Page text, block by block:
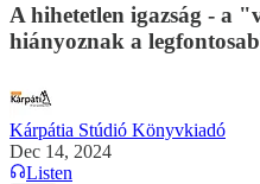
A hihetetlen igazság - a
hiányoznak a
Kárpátia Stúdió Könyvkiadó
Dec 14, 2024
Listen